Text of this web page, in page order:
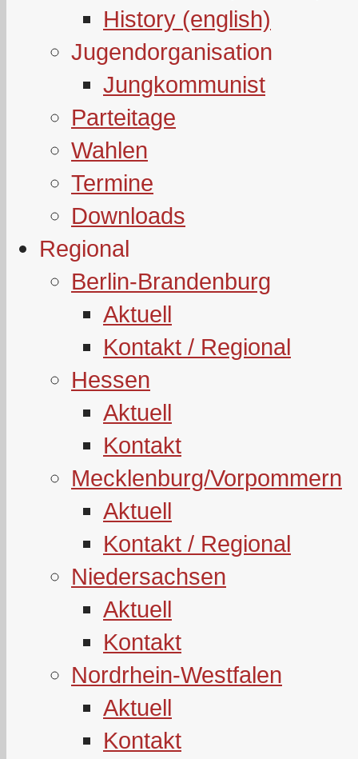
History (english)
Jugendorganisation
Jungkommunist
Parteitage
Wahlen
Termine
Downloads
Regional
Berlin-Brandenburg
Aktuell
Kontakt / Regional
Hessen
Aktuell
Kontakt
Mecklenburg/Vorpommern
Aktuell
Kontakt / Regional
Niedersachsen
Aktuell
Kontakt
Nordrhein-Westfalen
Aktuell
Kontakt